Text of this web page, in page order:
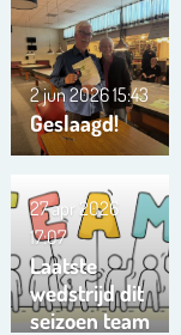
Geslaagd!
2 jun 202615:43
Laatste
wedstrijd dit
seizoen team
27 apr 2026
17:07